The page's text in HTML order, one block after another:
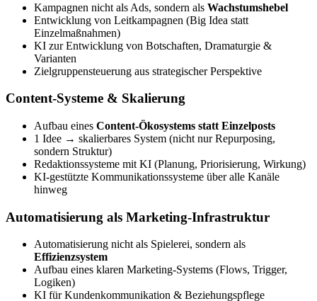
Kampagnen nicht als Ads, sondern als Wachstumshebel
Entwicklung von Leitkampagnen (Big Idea statt
Einzelmaßnahmen)
KI zur Entwicklung von Botschaften, Dramaturgie &
Varianten
Zielgruppensteuerung aus strategischer Perspektive
Content-Systeme & Skalierung
Aufbau eines Content-Ökosystems statt Einzelposts
1 Idee → skalierbares System (nicht nur Repurposing,
sondern Struktur)
Redaktionssysteme mit KI (Planung, Priorisierung, Wirkung)
KI-gestützte Kommunikationssysteme über alle Kanäle
hinweg
Automatisierung als Marketing-Infrastruktur
Automatisierung nicht als Spielerei, sondern als
Effizienzsystem
Aufbau eines klaren Marketing-Systems (Flows, Trigger,
Logiken)
KI für Kundenkommunikation & Beziehungspflege